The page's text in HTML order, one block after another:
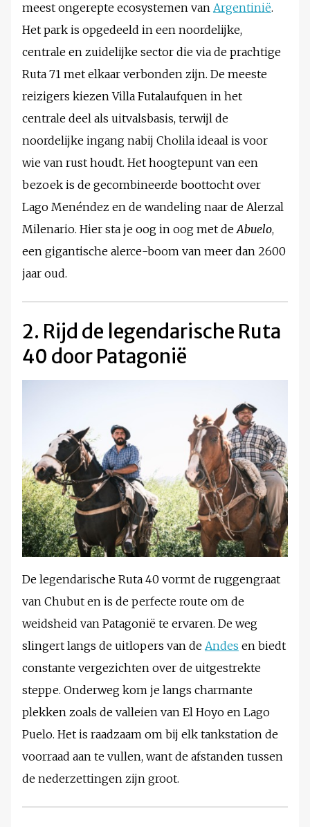
meest ongerepte ecosystemen van Argentinië.
Het park is opgedeeld in een noordelijke,
centrale en zuidelijke sector die via de prachtige
Ruta 71 met elkaar verbonden zijn. De meeste
reizigers kiezen Villa Futalaufquen in het
centrale deel als uitvalsbasis, terwijl de
noordelijke ingang nabij Cholila ideaal is voor
wie van rust houdt. Het hoogtepunt van een
bezoek is de gecombineerde boottocht over
Lago Menéndez en de wandeling naar de Alerzal
Milenario. Hier sta je oog in oog met deAbuelo,
een gigantische alerce-boom van meer dan 2600
jaar oud.
2. Rijd de legendarische Ruta
40 door Patagonië
De legendarische Ruta 40 vormt de ruggengraat
van Chubut en is de perfecte route om de
weidsheid van Patagonië te ervaren. De weg
slingert langs de uitlopers van de Andes en biedt
constante vergezichten over de uitgestrekte
steppe. Onderweg kom je langs charmante
plekken zoals de valleien van El Hoyo en Lago
Puelo. Het is raadzaam om bij elk tankstation de
voorraad aan te vullen, want de afstanden tussen
de nederzettingen zijn groot.